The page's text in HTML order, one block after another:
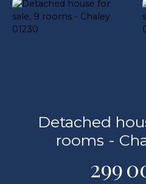
Detached
rooms -
299